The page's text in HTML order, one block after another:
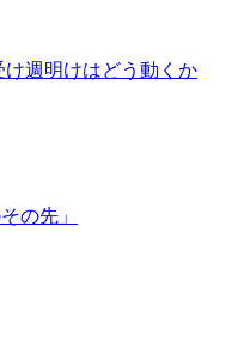
週明けはどう動くか
の先」